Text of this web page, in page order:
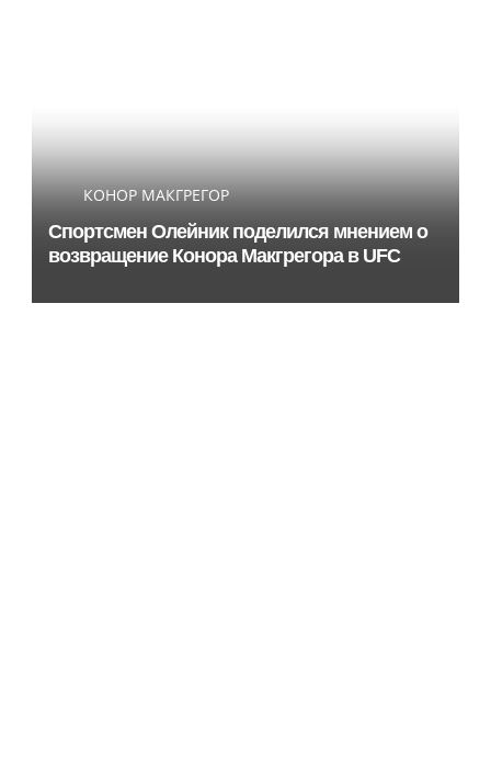
КОНОР МАКГРЕГОР
Спортсмен Олейник поделился мнением о
возвращение Конора Макгрегора в UFC